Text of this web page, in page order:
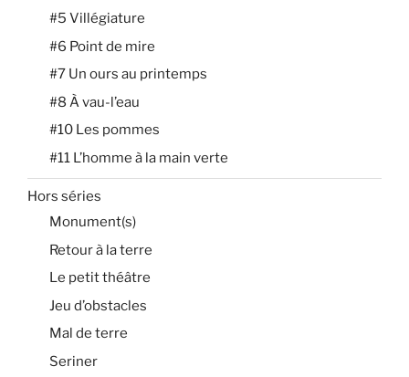
#5 Villégiature
#6 Point de mire
#7 Un ours au printemps
#8 À vau-l’eau
#10 Les pommes
#11 L’homme à la main verte
Hors séries
Monument(s)
Retour à la terre
Le petit théâtre
Jeu d’obstacles
Mal de terre
Seriner